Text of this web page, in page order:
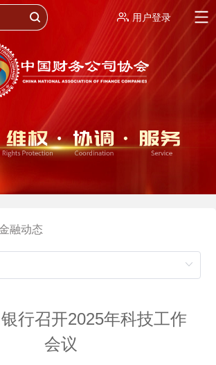
用户登录
融动态
行召开2025年科技工作
会议